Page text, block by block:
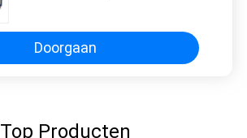
Doorgaan
Top Producten